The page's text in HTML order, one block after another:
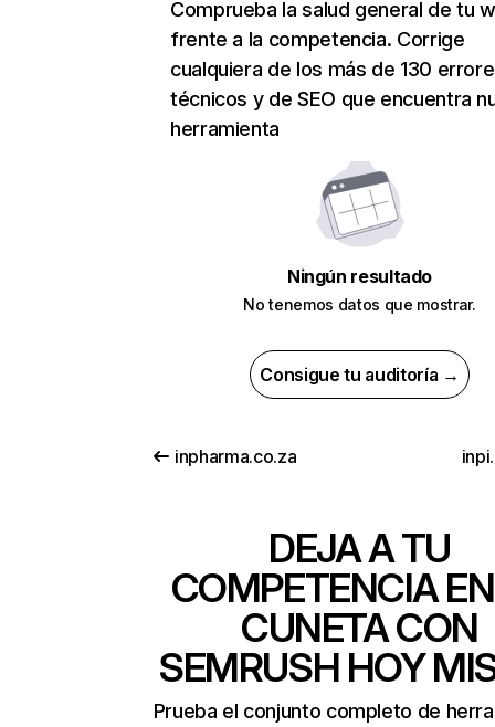
Comprueba la salud general de tu
frente a la competencia. Corrige
cualquiera de los más de 130
técnicos y de SEO que encuentra
herramienta
Ningún resultado
No tenemos datos que mostrar.
Consigue tu auditoría →
inpharma.co.za
DEJA A TU
COMPETENCIA
CUNETA CON
SEMRUSH HOY
Prueba el conjunto completo de